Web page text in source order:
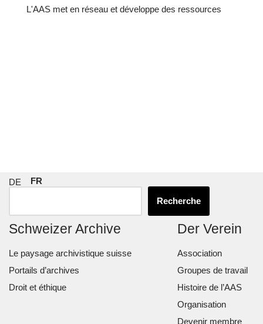
L'AAS met en réseau et développe des ressources
DE FR
Recherche
Schweizer Archive
Le paysage archivistique suisse
Portails d’archives
Droit et éthique
Der Verein
Association
Groupes de travail
Histoire de l’AAS
Organisation
Devenir membre